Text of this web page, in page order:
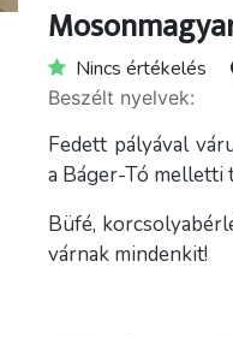
Nincs értékelés
Beszélt nyelvek:
Fedett pályával
a Báger-Tó melletti
Büfé,
várnak mindenkit!